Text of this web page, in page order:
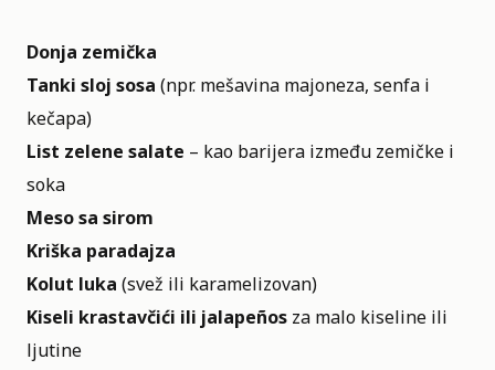
Donja zemička
Tanki sloj sosa (npr. mešavina majoneza, senfa i
kečapa)
List zelene salate – kao barijera između zemičke i
soka
Meso sa sirom
Kriška paradajza
Kolut luka (svež ili karamelizovan)
Kiseli krastavčići ili jalapeños za malo kiseline ili
ljutine